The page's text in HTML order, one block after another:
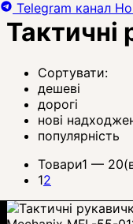
Тактичні
Сортувати:
дешеві
дорогі
нові
популярність
Товари1 — 20
12
Telegram канал